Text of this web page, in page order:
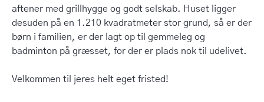
aftener med grillhygge og godt selskab. Huset ligger
desuden på en 1.210 kvadratmeter stor grund, så er der
børn i familien, er der lagt op til gemmeleg og
badminton på græsset, for der er plads nok til udelivet.
Velkommen til jeres helt eget fristed!